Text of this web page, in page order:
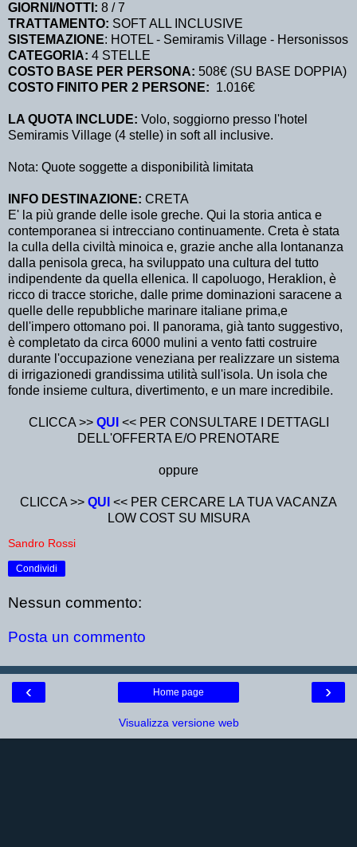
GIORNI/NOTTI: 8 / 7
TRATTAMENTO: SOFT ALL INCLUSIVE
SISTEMAZIONE: HOTEL - Semiramis Village - Hersonissos
CATEGORIA: 4 STELLE
COSTO BASE PER PERSONA: 508€ (SU BASE DOPPIA)
COSTO FINITO PER 2 PERSONE: 1.016€
LA QUOTA INCLUDE: Volo, soggiorno presso l'hotel
Semiramis Village (4 stelle) in soft all inclusive.
Nota: Quote soggette a disponibilità limitata
INFO DESTINAZIONE: CRETA
E' la più grande delle isole greche. Qui la storia antica e
contemporanea si intrecciano continuamente. Creta è stata
la culla della civiltà minoica e, grazie anche alla lontananza
dalla penisola greca, ha sviluppato una cultura del tutto
indipendente da quella ellenica. Il capoluogo, Heraklion, è
ricco di tracce storiche, dalle prime dominazioni saracene a
quelle delle repubbliche marinare italiane prima,e
dell'impero ottomano poi. Il panorama, già tanto suggestivo,
è completato da circa 6000 mulini a vento fatti costruire
durante l'occupazione veneziana per realizzare un sistema
di irrigazionedi grandissima utilità sull'isola. Un isola che
fonde insieme cultura, divertimento, e un mare incredibile.
CLICCA >> QUI << PER CONSULTARE I DETTAGLI
DELL'OFFERTA E/O PRENOTARE
oppure
CLICCA >> QUI << PER CERCARE LA TUA VACANZA
LOW COST SU MISURA
Sandro Rossi
Condividi
Nessun commento:
Posta un commento
‹ ›
Home page
Visualizza versione web